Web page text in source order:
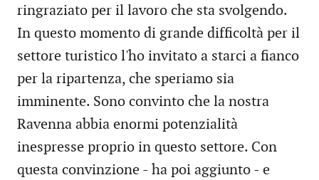
ringraziato per il lavoro che sta svolgendo.
In questo momento di grande difficoltà per il
settore turistico l'ho invitato a starci a fianco
per la ripartenza, che speriamo sia
imminente. Sono convinto che la nostra
Ravenna abbia enormi potenzialità
inespresse proprio in questo settore. Con
questa convinzione - ha poi aggiunto - e